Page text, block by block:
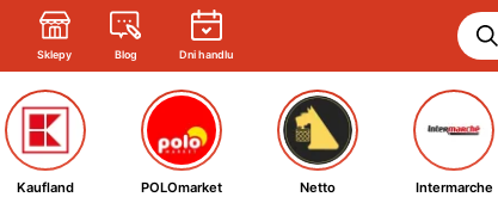
Sklepy Blog Dni handlu
Kaufland POLOmarket Netto Intermarche